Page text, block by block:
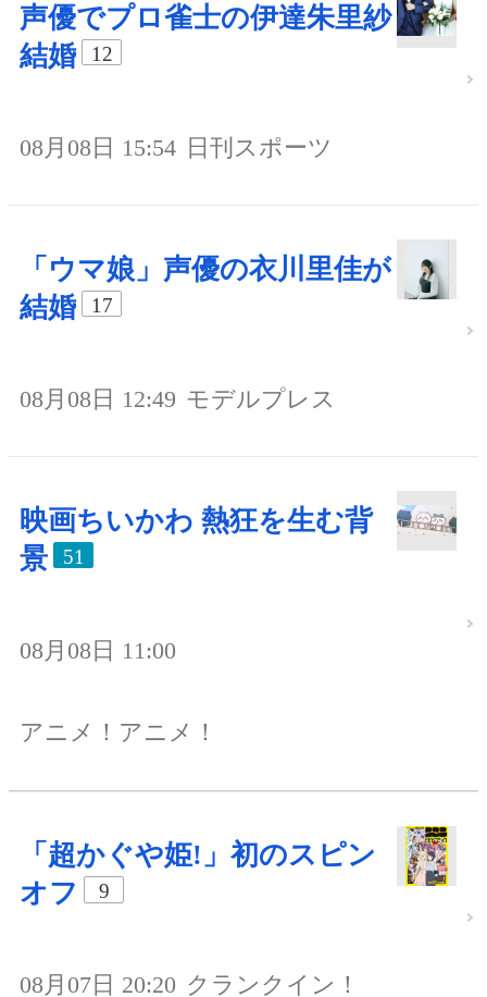
声優でプロ雀士の伊達朱里紗
結婚
12
08月08日 15:54 日刊スポーツ
「ウマ娘」声優の衣川里佳が
結婚
17
08月08日 12:49 モデルプレス
映画ちいかわ 熱狂を生む背
景
51
08月08日 11:00
アニメ！アニメ！
「超かぐや姫!」初のスピン
オフ
9
08月07日 20:20 クランクイン！